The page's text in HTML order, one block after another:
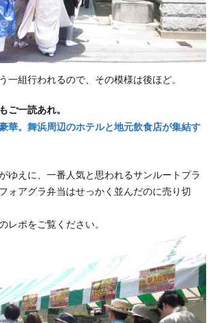
一組行われるので、その模様は後ほど。
ご一読あれ。
華。舞浜周辺のホテルと地元飲食店が集結す
ゆえに、一番人気と思われるサンルートプラ
ォアグラ弁当はせっかく並んだのに売り切
レポをご覧ください。